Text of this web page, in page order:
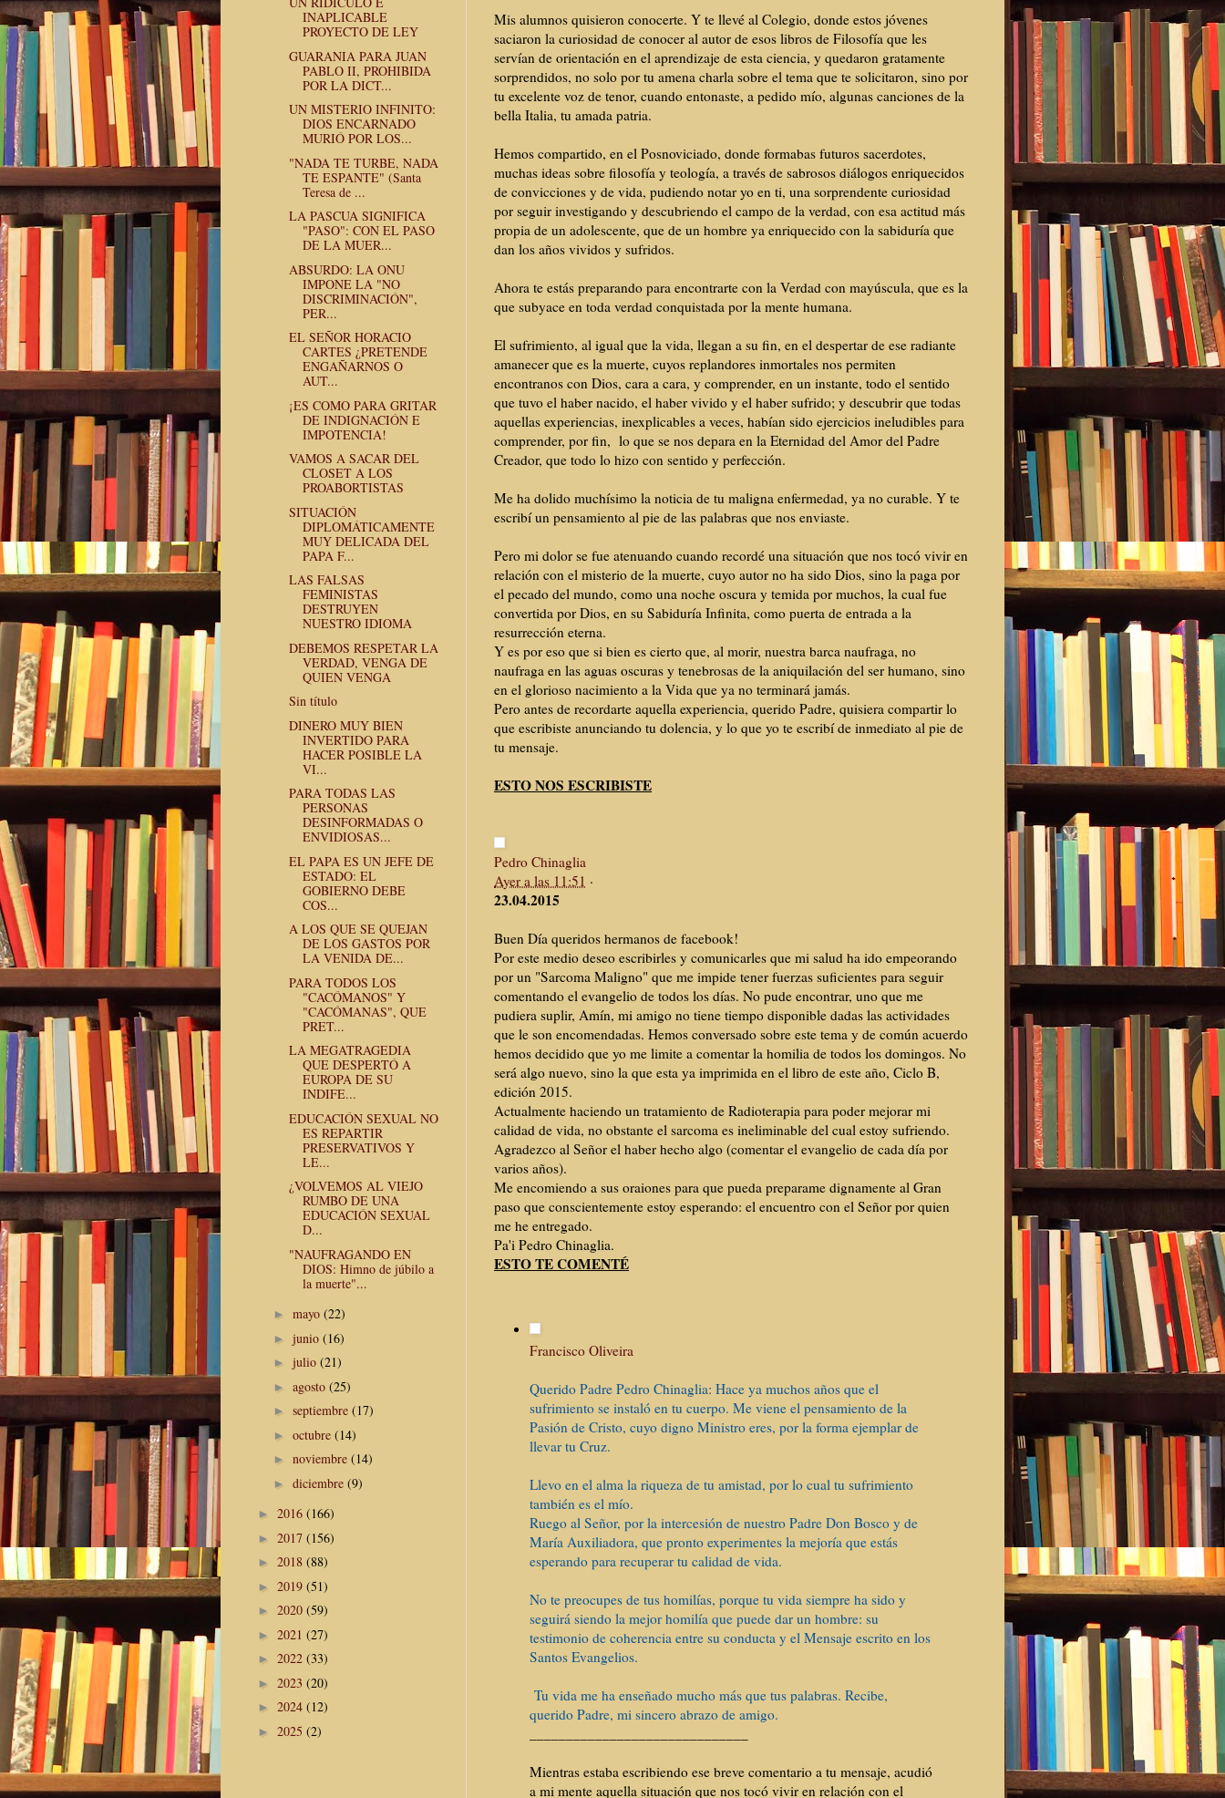
Mis alumnos quisieron conocerte. Y te llevé al Colegio, donde estos jóvenes
saciaron la curiosidad de conocer al autor de esos libros de Filosofía que les
servían de orientación en el aprendizaje de esta ciencia, y quedaron gratamente
sorprendidos, no solo por tu amena charla sobre el tema que te solicitaron, sino por
tu excelente voz de tenor, cuando entonaste, a pedido mío, algunas canciones de la
bella Italia, tu amada patria.
Hemos compartido, en el Posnoviciado, donde formabas futuros sacerdotes,
muchas ideas sobre filosofía y teología, a través de sabrosos diálogos enriquecidos
de convicciones y de vida, pudiendo notar yo en ti, una sorprendente curiosidad
por seguir investigando y descubriendo el campo de la verdad, con esa actitud más
propia de un adolescente, que de un hombre ya enriquecido con la sabiduría que
dan los años vividos y sufridos.
Ahora te estás preparando para encontrarte con la Verdad con mayúscula, que es la
que subyace en toda verdad conquistada por la mente humana.
El sufrimiento, al igual que la vida, llegan a su fin, en el despertar de ese radiante
amanecer que es la muerte, cuyos replandores inmortales nos permiten
encontranos con Dios, cara a cara, y comprender, en un instante, todo el sentido
que tuvo el haber nacido, el haber vivido y el haber sufrido; y descubrir que todas
aquellas experiencias, inexplicables a veces, habían sido ejercicios ineludibles para
comprender, por fin, lo que se nos depara en la Eternidad del Amor del Padre
Creador, que todo lo hizo con sentido y perfección.
Me ha dolido muchísimo la noticia de tu maligna enfermedad, ya no curable. Y te
escribí un pensamiento al pie de las palabras que nos enviaste.
Pero mi dolor se fue atenuando cuando recordé una situación que nos tocó vivir en
relación con el misterio de la muerte, cuyo autor no ha sido Dios, sino la paga por
el pecado del mundo, como una noche oscura y temida por muchos, la cual fue
convertida por Dios, en su Sabiduría Infinita, como puerta de entrada a la
resurrección eterna.
Y es por eso que si bien es cierto que, al morir, nuestra barca naufraga, no
naufraga en las aguas oscuras y tenebrosas de la aniquilación del ser humano, sino
en el glorioso nacimiento a la Vida que ya no terminará jamás.
Pero antes de recordarte aquella experiencia, querido Padre, quisiera compartir lo
que escribiste anunciando tu dolencia, y lo que yo te escribí de inmediato al pie de
tu mensaje.
ESTO NOS ESCRIBISTE
Pedro Chinaglia
Ayer a las 11:51 ·
23.04.2015
Buen Día queridos hermanos de facebook!
Por este medio deseo escribirles y comunicarles que mi salud ha ido empeorando
por un "Sarcoma Maligno" que me impide tener fuerzas suficientes para seguir
comentando el evangelio de todos los días. No pude encontrar, uno que me
pudiera suplir, Amín, mi amigo no tiene tiempo disponible dadas las actividades
que le son encomendadas. Hemos conversado sobre este tema y de común acuerdo
hemos decidido que yo me limite a comentar la homilia de todos los domingos. No
será algo nuevo, sino la que esta ya imprimida en el libro de este año, Ciclo B,
edición 2015.
Actualmente haciendo un tratamiento de Radioterapia para poder mejorar mi
calidad de vida, no obstante el sarcoma es ineliminable del cual estoy sufriendo.
Agradezco al Señor el haber hecho algo (comentar el evangelio de cada día por
varios años).
Me encomiendo a sus oraiones para que pueda preparame dignamente al Gran
paso que conscientemente estoy esperando: el encuentro con el Señor por quien
me he entregado.
Pa'i Pedro Chinaglia.
ESTO TE COMENTÉ
Francisco Oliveira
Querido Padre Pedro Chinaglia: Hace ya muchos años que el
sufrimiento se instaló en tu cuerpo. Me viene el pensamiento de la
Pasión de Cristo, cuyo digno Ministro eres, por la forma ejemplar de
llevar tu Cruz.
Llevo en el alma la riqueza de tu amistad, por lo cual tu sufrimiento
también es el mío.
Ruego al Señor, por la intercesión de nuestro Padre Don Bosco y de
María Auxiliadora, que pronto experimentes la mejoría que estás
esperando para recuperar tu calidad de vida.
No te preocupes de tus homilías, porque tu vida siempre ha sido y
seguirá siendo la mejor homilía que puede dar un hombre: su
testimonio de coherencia entre su conducta y el Mensaje escrito en los
Santos Evangelios.
Tu vida me ha enseñado mucho más que tus palabras. Recibe,
querido Padre, mi sincero abrazo de amigo.
Mientras estaba escribiendo ese breve comentario a tu mensaje, acudió
a mi mente aquella situación que nos tocó vivir en relación con el
INAPLICABLE
PROYECTO DE LEY
GUARANIA PARA JUAN
PABLO II, PROHIBIDA
POR LA DICT...
UN MISTERIO INFINITO:
DIOS ENCARNADO
MURIÓ POR LOS...
"NADA TE TURBE, NADA
TE ESPANTE" (Santa
Teresa de ...
LA PASCUA SIGNIFICA
"PASO": CON EL PASO
DE LA MUER...
ABSURDO: LA ONU
IMPONE LA "NO
DISCRIMINACIÓN",
PER...
EL SEÑOR HORACIO
CARTES ¿PRETENDE
ENGAÑARNOS O
AUT...
¡ES COMO PARA GRITAR
DE INDIGNACIÓN E
IMPOTENCIA!
VAMOS A SACAR DEL
CLOSET A LOS
PROABORTISTAS
SITUACIÓN
DIPLOMÁTICAMENTE
MUY DELICADA DEL
PAPA F...
LAS FALSAS
FEMINISTAS
DESTRUYEN
NUESTRO IDIOMA
DEBEMOS RESPETAR LA
VERDAD, VENGA DE
QUIEN VENGA
Sin título
DINERO MUY BIEN
INVERTIDO PARA
HACER POSIBLE LA
VI...
PARA TODAS LAS
PERSONAS
DESINFORMADAS O
ENVIDIOSAS...
EL PAPA ES UN JEFE DE
ESTADO: EL
GOBIERNO DEBE
COS...
A LOS QUE SE QUEJAN
DE LOS GASTOS POR
LA VENIDA DE...
PARA TODOS LOS
"CACÓMANOS" Y
"CACÓMANAS", QUE
PRET...
LA MEGATRAGEDIA
QUE DESPERTÓ A
EUROPA DE SU
INDIFE...
EDUCACIÓN SEXUAL NO
ES REPARTIR
PRESERVATIVOS Y
LE...
¿VOLVEMOS AL VIEJO
RUMBO DE UNA
EDUCACIÓN SEXUAL
D...
"NAUFRAGANDO EN
DIOS: Himno de júbilo a
la muerte"...
► mayo (22)
► junio (16)
► julio (21)
► agosto (25)
► septiembre (17)
► octubre (14)
► noviembre (14)
► diciembre (9)
► 2016 (166)
► 2017 (156)
► 2018 (88)
► 2019 (51)
► 2020 (59)
► 2021 (27)
► 2022 (33)
► 2023 (20)
► 2024 (12)
► 2025 (2)